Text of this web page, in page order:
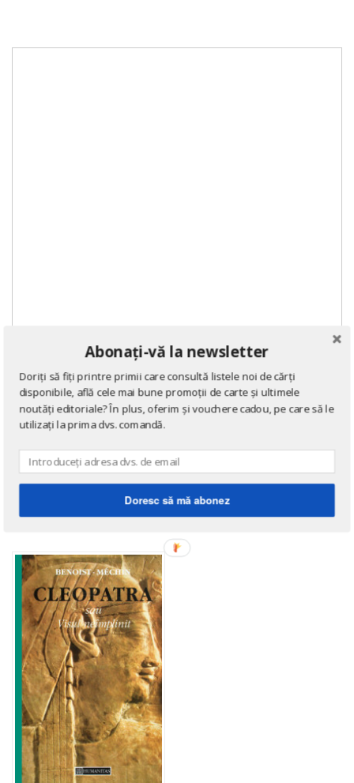
DE ACELAȘI AUTOR
→ afișează toate cărțile scrisedeJacques Benoist-Mechin
Abonați-vă la newsletter
Doriți să fiți printre primii care consultă listele noi de cărți
disponibile, află cele mai bune promoții de carte și ultimele
noutăți editoriale? În plus, oferim și vouchere cadou, pe care să le
utilizați la prima dvs. comandă.
Doresc să mă abonez